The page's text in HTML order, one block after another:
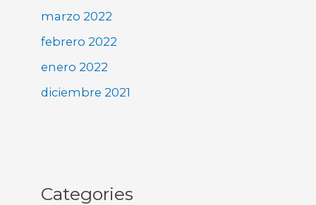
marzo 2022
febrero 2022
enero 2022
diciembre 2021
Categories